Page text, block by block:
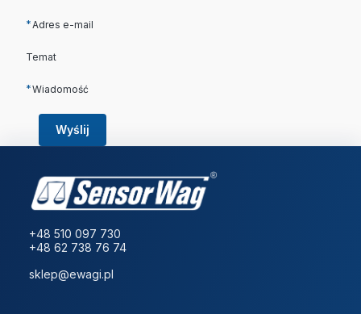
*Adres e-mail
Temat
*Wiadomość
Wyślij
+48 510 097 730
+48 62 738 76 74
sklep@ewagi.pl